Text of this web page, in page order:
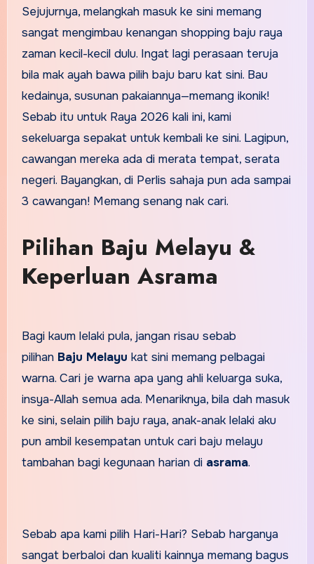
Sejujurnya, melangkah masuk ke sini memang
sangat mengimbau kenangan shopping baju raya
zaman kecil-kecil dulu. Ingat lagi perasaan teruja
bila mak ayah bawa pilih baju baru kat sini. Bau
kedainya, susunan pakaiannya—memang ikonik!
Sebab itu untuk Raya 2026 kali ini, kami
sekeluarga sepakat untuk kembali ke sini. Lagipun,
cawangan mereka ada di merata tempat, serata
negeri. Bayangkan, di Perlis sahaja pun ada sampai
3 cawangan! Memang senang nak cari.
Pilihan Baju Melayu &
Keperluan Asrama
Bagi kaum lelaki pula, jangan risau sebab
pilihan Baju Melayu kat sini memang pelbagai
warna. Cari je warna apa yang ahli keluarga suka,
insya-Allah semua ada. Menariknya, bila dah masuk
ke sini, selain pilih baju raya, anak-anak lelaki aku
pun ambil kesempatan untuk cari baju melayu
tambahan bagi kegunaan harian di asrama.
Sebab apa kami pilih Hari-Hari? Sebab harganya
sangat berbaloi dan kualiti kainnya memang bagus